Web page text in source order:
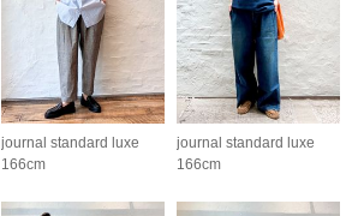
journal standard luxe
166cm
journal standard luxe
166cm